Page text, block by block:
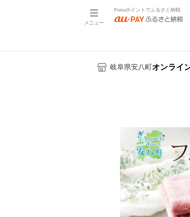
メニュー
Pontaポイントでふるさと納税
岐阜県安八町 オンライ